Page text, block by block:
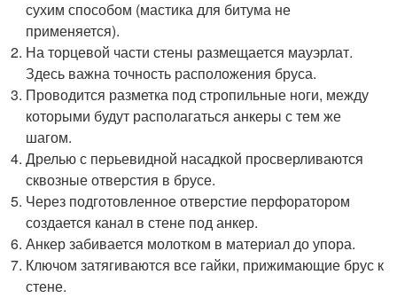
сухим способом (мастика для битума не
применяется).
На торцевой части стены размещается мауэрлат.
Здесь важна точность расположения бруса.
Проводится разметка под стропильные ноги, между
которыми будут располагаться анкеры с тем же
шагом.
Дрелью с перьевидной насадкой просверливаются
сквозные отверстия в брусе.
Через подготовленное отверстие перфоратором
создается канал в стене под анкер.
Анкер забивается молотком в материал до упора.
Ключом затягиваются все гайки, прижимающие брус к
стене.